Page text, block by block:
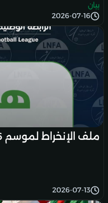
2026-07-16
بيان
ملف الإنخراط لموسم 2026-2027
2026-07-13